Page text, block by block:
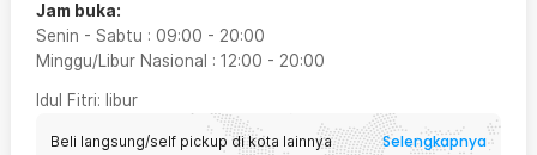
Jam buka:
Senin - Sabtu : 09:00 - 20:00
Minggu/Libur Nasional : 12:00 - 20:00
Idul Fitri: libur
Beli langsung/self pickup di kota lainnya Selengkapnya